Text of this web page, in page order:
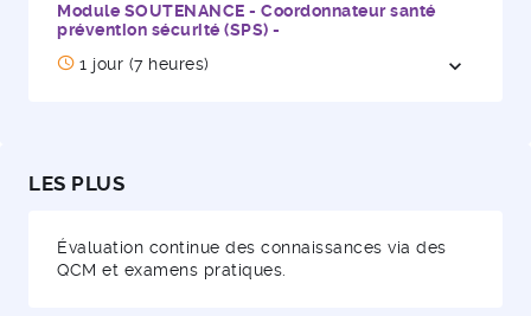
Module SOUTENANCE - Coordonnateur santé
prévention sécurité (SPS) -
1 jour (7 heures)
expand_more
LES PLUS
Évaluation continue des connaissances via des
QCM et examens pratiques.